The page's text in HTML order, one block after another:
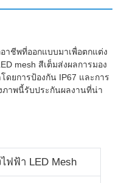
าชีพที่ออกแบบมาเพื่อตกแต่ง
mesh สีเต็มส่งผลการมอง
ยการป้องกัน IP67 และการ
ภาพนี้รับประกันผลงานที่น่า
ฟฟ้า LED Mesh